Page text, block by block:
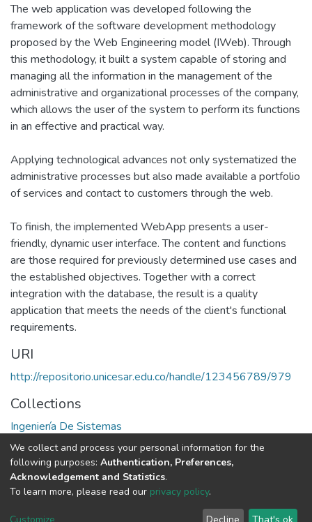
The web application was developed following the
framework of the software development methodology
proposed by the Web Engineering model (IWeb). Through
this methodology, it built a system capable of storing and
managing all the information in the management of the
administrative and organizational processes of the company,
which allows the user of the system to perform its functions
in an effective and practical way.
Applying technological advances not only systematized the
administrative processes but also made available a portfolio
of services and contact to customers through the web.
To finish, the implemented WebApp presents a user-
friendly, dynamic user interface. The content and functions
are those required for previously determined use cases and
the established objectives. Together with a correct
integration with the database, the result is a quality
application that meets the needs of the client's functional
requirements.
URI
http://repositorio.unicesar.edu.co/handle/123456789/979
Collections
Ingeniería De Sistemas
Full item page
DSpace software copyright © 2002-2026
Cookie End User Send
We collect and process your personal information for the
following purposes: Authentication, Preferences,
Acknowledgement and Statistics.
To learn more, please read our privacy policy.